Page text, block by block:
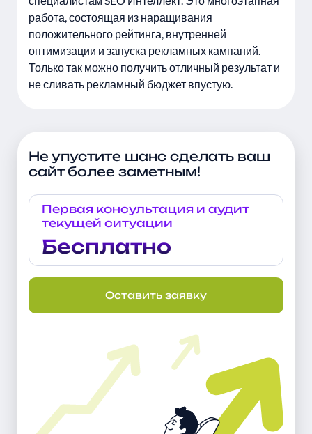
работа, состоящая из наращивания
положительного рейтинга, внутренней
оптимизации и запуска рекламных кампаний.
Только так можно получить отличный результат и
не сливать рекламный бюджет впустую.
Не упустите шанс сделать ваш
сайт более заметным!
Первая консультация и аудит
текущей ситуации
Бесплатно
Оставить заявку